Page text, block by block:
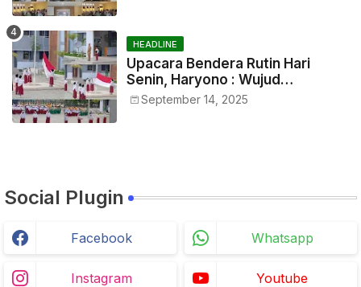
HEADLINE
Upacara Bendera Rutin Hari
Senin, Haryono : Wujud
Menumbuhkan Rasa
Nasionalisme Sejak Dini
September 14, 2025
Social Plugin
Facebook Whatsapp
Instagram Youtube